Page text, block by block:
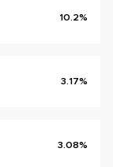
10.2%
3.17%
3.08%